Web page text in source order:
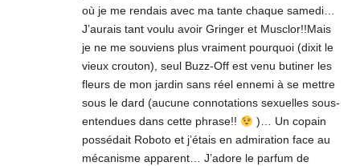
où je me rendais avec ma tante chaque samedi…
J’aurais tant voulu avoir Gringer et Musclor!!Mais
je ne me souviens plus vraiment pourquoi (dixit le
vieux crouton), seul Buzz-Off est venu butiner les
fleurs de mon jardin sans réel ennemi à se mettre
sous le dard (aucune connotations sexuelles sous-
entendues dans cette phrase!!
)… Un copain
possédait Roboto et j’étais en admiration face au
mécanisme apparent… J’adore le parfum de